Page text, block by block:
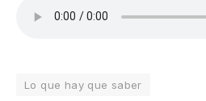
Lo que hay que saber